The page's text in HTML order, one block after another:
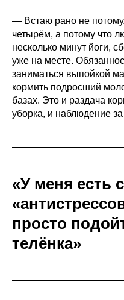
— Встаю рано не
четырём, а потому что
несколько минут йоги,
уже на месте.
заниматься выпойкой
кормить подросший
базах. Это и раздача
уборка, и наблюдение
«У меня есть
просто
телёнка»